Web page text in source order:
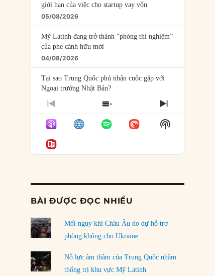
giới hạn của việc cho startup vay vốn
05/08/2026
Mỹ Latinh đang trở thành “phòng thí nghiệm”
của phe cánh hữu mới
04/08/2026
Tại sao Trung Quốc phủ nhận cuộc gặp với
Ngoại trưởng Nhật Bản?
04/08/2026
Điểm mù chiến lược của Trump tại Thái Bình
Dương
03/08/2026
rủi ro
01/08/2026
31/07/2026
PREVIOUS
EPISODE
SHOW
EPISODES
LIST
NEXT
EPISODE
Show
Podcast
BÀI ĐƯỢC ĐỌC NHIỀU
Mối nguy khi Châu Âu do dự hỗ trợ
phòng không cho Ukraine
Nỗ lực âm thầm của Trung Quốc nhằm
thống trị khu vực Mỹ Latinh